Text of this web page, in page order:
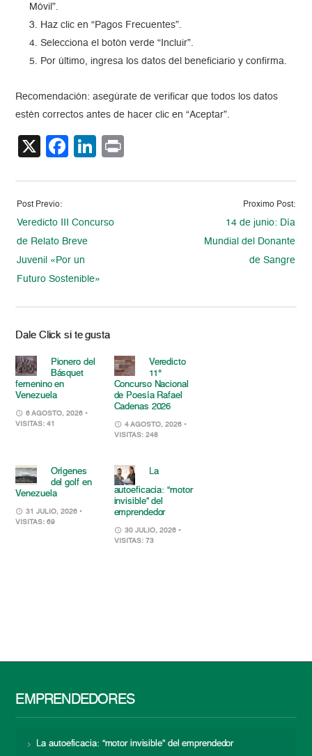
Móvil”.
Haz clic en “Pagos Frecuentes”.
Selecciona el botón verde “Incluir”.
Por último, ingresa los datos del beneficiario y confirma.
Recomendación: asegúrate deverificar que todos los datos
estén correctos antes de hacer clic en “Aceptar”.
X Facebook
LinkedIn
Post Previo:
Veredicto III Concurso
de Relato Breve
Juvenil «Por un
Futuro Sostenible»
Proximo Post:
14 de junio: Día
Mundial del Donante
de Sangre
Dale Click si te gusta
Pionero del
Básquet
femenino en
Venezuela
6 AGOSTO, 2026 •
VISITAS: 41
Veredicto
11°
Concurso Nacional
de Poesía Rafael
Cadenas 2026
4 AGOSTO, 2026 •
VISITAS: 248
Orígenes
del golf en
Venezuela
31 JULIO, 2026 •
VISITAS: 69
La
autoeficacia: “motor
invisible” del
emprendedor
30 JULIO, 2026 •
VISITAS: 73
EMPRENDEDORES
La autoeficacia: “motor invisible” del emprendedor